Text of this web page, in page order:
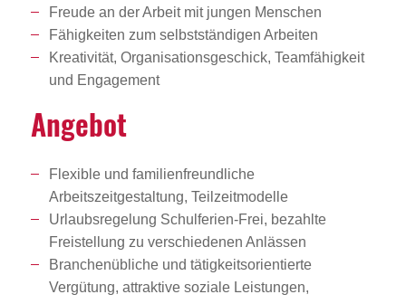
Freude an der Arbeit mit jungen Menschen
Fähigkeiten zum selbstständigen Arbeiten
Kreativität, Organisationsgeschick, Teamfähigkeit
und Engagement
Angebot
Flexible und familienfreundliche
Arbeitszeitgestaltung, Teilzeitmodelle
Urlaubsregelung Schulferien-Frei, bezahlte
Freistellung zu verschiedenen Anlässen
Branchenübliche und tätigkeitsorientierte
Vergütung, attraktive soziale Leistungen,